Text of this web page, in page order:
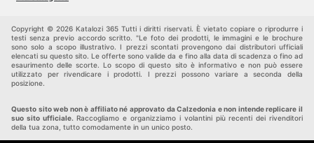
Bambini e Neonati
Copyright © 2026 Katalozi 365 Tutti i diritti riservati. È vietato copiare o riprodurre i
testi senza previo accordo scritto. "Le foto dei prodotti, le immagini e le brochure
sono solo a scopo illustrativo. I prezzi scontati provengono dai distributori ufficiali
elencati su questo sito. Le offerte sono valide da e fino alla data di scadenza o fino ad
esaurimento delle scorte. Lo scopo di questo sito è informativo e non può essere
utilizzato per rivendicare i prodotti. I prezzi possono variare a seconda della
posizione.
Questo sito web non è affiliato né approvato da Calzedonia e non intende replicare il
suo sito ufficiale. Raccogliamo e organizziamo i volantini più recenti dei rivenditori
della tua zona, tutto comodamente in un unico posto.